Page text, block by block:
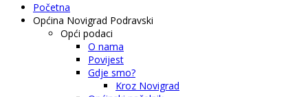
Početna
Općina Novigrad Podravski
Opći podaci
O nama
Povijest
Gdje smo?
Kroz Novigrad